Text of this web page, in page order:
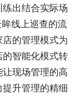
出结合实际场
线上巡查的流
的管理模式为
智能化模式转
现场管理的高
升管理的精细